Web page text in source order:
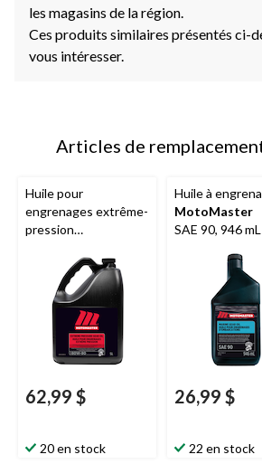
les magasins de la région.
Ces produits similaires présentés ci-
vous intéresser.
Articles de
Huile pour
engrenages extrême-
pression
80W90, 5 L
62,99 $
20 en stock
Huile à
MotoMaster
SAE 90, 946 mL
26,99 $
22 en stock